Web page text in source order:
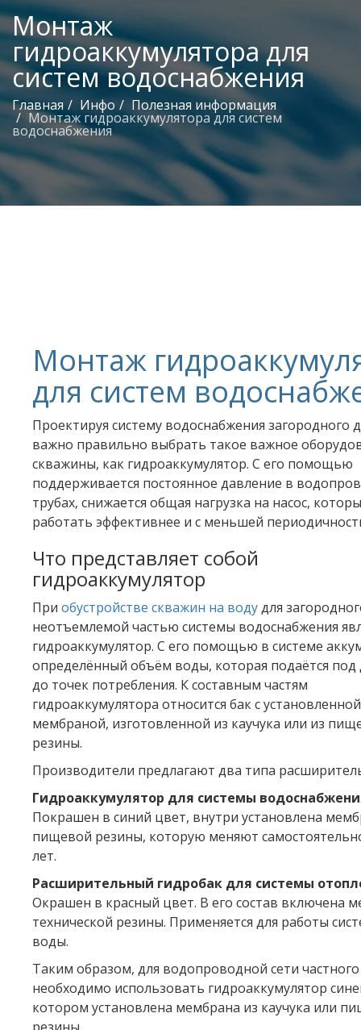
Монтаж
гидроаккумулятора для
систем водоснабжения
Главная Инфо Полезная информация
Монтаж гидроаккумулятора для систем
водоснабжения
Монтаж
для систем
Проектируя систему водоснабжения загородного
важно правильно выбрать такое важное
скважины, как гидроаккумулятор. С его помощью
поддерживается постоянное давление в
трубах, снижается общая нагрузка на насос,
работать эффективнее и с меньшей
Что представляет собой
гидроаккумулятор
При обустройстве скважин на водудля
неотъемлемой частью системы водоснабжения
гидроаккумулятор. С его помощью в системе
определённый объём воды, которая подаётся
до точек потребления. К составным частям
гидроаккумулятора относится бак с
мембраной, изготовленной из каучука или из
резины.
Производители предлагают два типа
Гидроаккумулятор для системы
Покрашен в синий цвет, внутри установлена
пищевой резины, которую меняют
лет.
Расширительный гидробак для системы
Окрашен в красный цвет. В его состав включена
технической резины. Применяется для работы
воды.
Таким образом, для водопроводной сети
необходимо использовать гидроаккумулятор
котором установлена мембрана из каучука или